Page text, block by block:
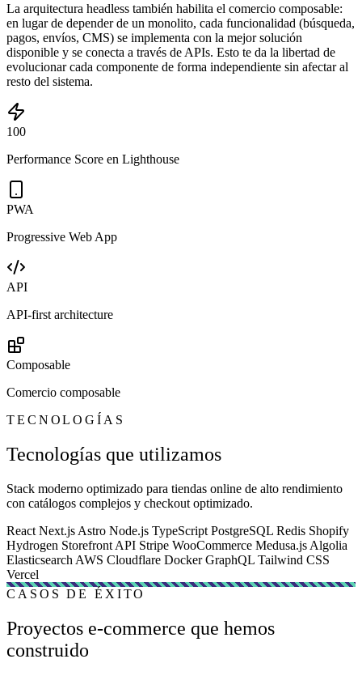
La arquitectura headless también habilita el comercio composable:
en lugar de depender de un monolito, cada funcionalidad (búsqueda,
pagos, envíos, CMS) se implementa con la mejor solución
disponible y se conecta a través de APIs. Esto te da la libertad de
evolucionar cada componente de forma independiente sin afectar al
resto del sistema.
100
Performance Score en Lighthouse
PWA
Progressive Web App
API
API-first architecture
Composable
Comercio composable
TECNOLOGÍAS
Tecnologías que utilizamos
Stack moderno optimizado para tiendas online de alto rendimiento
con catálogos complejos y checkout optimizado.
React Next.js Astro Node.js TypeScript PostgreSQL Redis Shopify
Hydrogen Storefront API Stripe WooCommerce Medusa.js Algolia
Elasticsearch AWS Cloudflare DockerGraphQL Tailwind CSS
Vercel
CASOS DE ÉXITO
Proyectos e-commerce que hemos
construido